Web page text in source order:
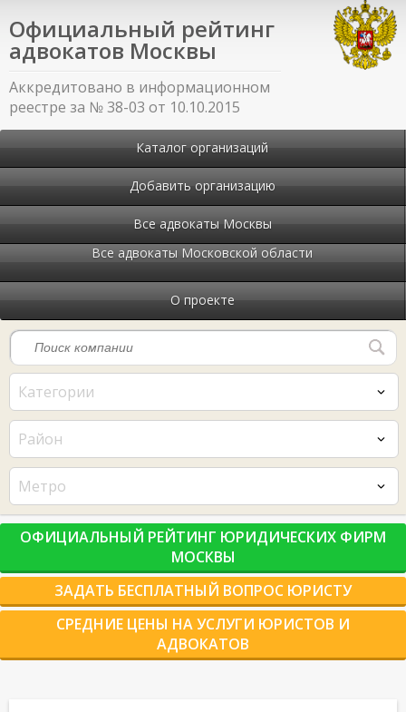
Официальный рейтинг
адвокатов Москвы
Аккредитовано в информационном
реестре за № 38-03 от 10.10.2015
Каталог организаций
Добавить организацию
Все адвокаты Москвы
Все адвокаты Московской области
О проекте
Категории
Район
Метро
ОФИЦИАЛЬНЫЙ РЕЙТИНГ ЮРИДИЧЕСКИХ ФИРМ
МОСКВЫ
ЗАДАТЬ БЕСПЛАТНЫЙ ВОПРОС ЮРИСТУ
СРЕДНИЕ ЦЕНЫ НА УСЛУГИ ЮРИСТОВ И
АДВОКАТОВ